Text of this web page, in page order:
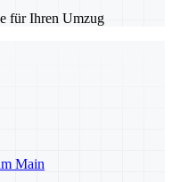
für Ihren Umzug
Main